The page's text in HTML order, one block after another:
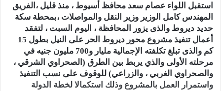
استقبل اللواء عصام سعد محافظ أسيوط ، منذ قليل ،الفريق
المهندس كامل الوزير وزير النقل والمواصلات ،بمحطة سكة
حديد ديروط والذى يزور المحافظة ، اليوم السبت ، لتفقد
أعمال تنفيذ مشروع محور ديروط الحر على النيل بطول 15
كم والذى تبلغ تكلفته الإجمالية مليار و700 مليون جنيه في
مرحلته الأولى والذي يربط بين الطرق (الصحراوي الشرقي ،
والصحراوي الغربي ، والزراعي) للوقوف على نسب التنفيذ
واستمرار العمل بالمشروع وذلك استكمالا لخطة الدولة